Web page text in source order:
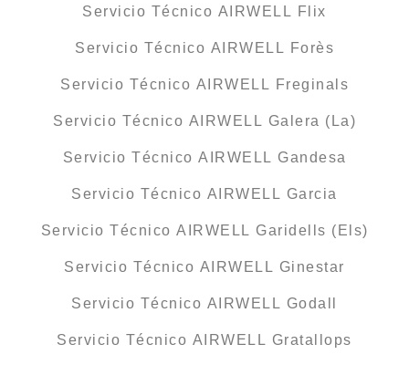
Servicio Técnico AIRWELL Flix
Servicio Técnico AIRWELL Forès
Servicio Técnico AIRWELL Freginals
Servicio Técnico AIRWELL Galera (La)
Servicio Técnico AIRWELL Gandesa
Servicio Técnico AIRWELL Garcia
Servicio Técnico AIRWELL Garidells (Els)
Servicio Técnico AIRWELL Ginestar
Servicio Técnico AIRWELL Godall
Servicio Técnico AIRWELL Gratallops